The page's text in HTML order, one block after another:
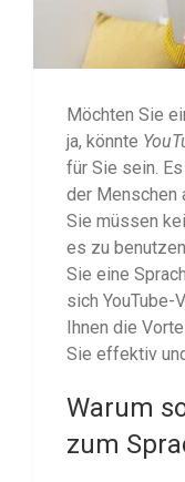
Möchten Sie
ja, könnte
für Sie sein.
der Menschen
Sie müssen
es zu
Sie eine
sich YouTube-
Ihnen die
Sie effektiv
Warum
zum